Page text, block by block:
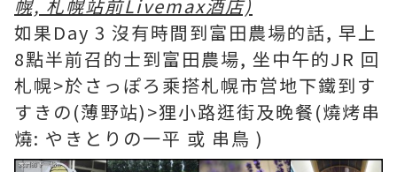
幌, 札幌站前Livemax酒店)
如果Day 3 沒有時間到富田農場的話, 早上
8點半前召的士到富田農場, 坐中午的JR 回
札幌>於さっぽろ乘搭札幌市営地下鐵到す
すきの(薄野站)>狸小路逛街及晚餐(燒烤串
燒: やきとりの一平 或 串鳥 )